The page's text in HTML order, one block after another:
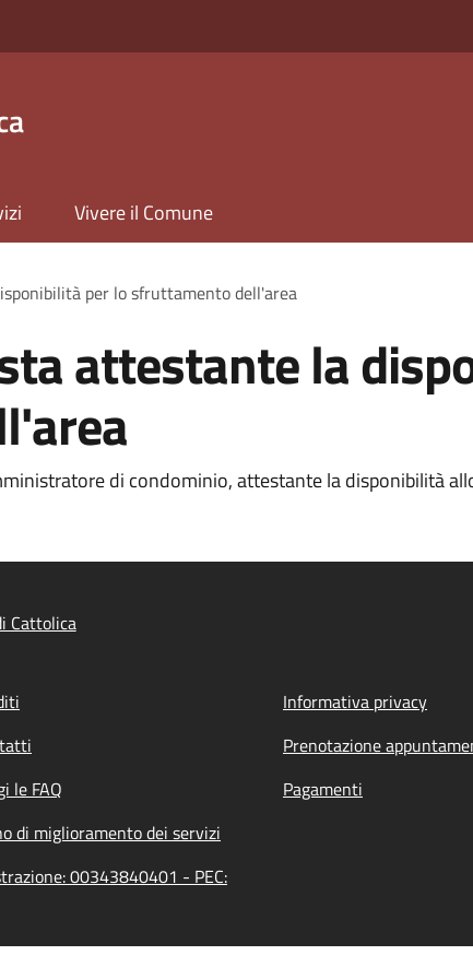
Vivere il Comune
per lo sfruttamento dell'area
attestante la
di condominio, attestante la disponibilità
Cattolica
Informativa privacy
Prenotazione
le FAQ Pagamenti
di miglioramento dei servizi
00343840401 - PEC: